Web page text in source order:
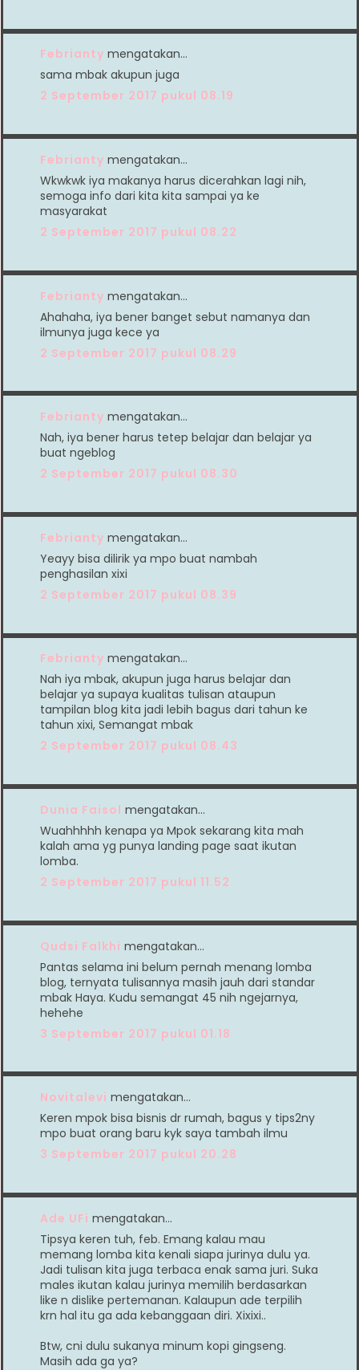
Febrianty mengatakan…
sama mbak akupun juga
2 September 2017 pukul 08.19
Febrianty mengatakan…
Wkwkwk iya makanya harus dicerahkan lagi nih,
semoga info dari kita kita sampai ya ke
masyarakat
2 September 2017 pukul 08.22
Febrianty mengatakan…
Ahahaha, iya bener banget sebut namanya dan
ilmunya juga kece ya
2 September 2017 pukul 08.29
Febrianty mengatakan…
Nah, iya bener harus tetep belajar dan belajar ya
buat ngeblog
2 September 2017 pukul 08.30
Febrianty mengatakan…
Yeayy bisa dilirik ya mpo buat nambah
penghasilan xixi
2 September 2017 pukul 08.39
Febrianty mengatakan…
Nah iya mbak, akupun juga harus belajar dan
belajar ya supaya kualitas tulisan ataupun
tampilan blog kita jadi lebih bagus dari tahun ke
tahun xixi, Semangat mbak
2 September 2017 pukul 08.43
Dunia Faisol mengatakan…
Wuahhhhh kenapa ya Mpok sekarang kita mah
kalah ama yg punya landing page saat ikutan
lomba.
2 September 2017 pukul 11.52
Qudsi Falkhi mengatakan…
Pantas selama ini belum pernah menang lomba
blog, ternyata tulisannya masih jauh dari standar
mbak Haya. Kudu semangat 45 nih ngejarnya,
hehehe
3 September 2017 pukul 01.18
Novitalevi mengatakan…
Keren mpok bisa bisnis dr rumah, bagus y tips2ny
mpo buat orang baru kyk saya tambah ilmu
3 September 2017 pukul 20.28
Ade UFi mengatakan…
Tipsya keren tuh, feb. Emang kalau mau
memang lomba kita kenali siapa jurinya dulu ya.
Jadi tulisan kita juga terbaca enak sama juri. Suka
males ikutan kalau jurinya memilih berdasarkan
like n dislike pertemanan. Kalaupun ade terpilih
krn hal itu ga ada kebanggaan diri. Xixixi..
Btw, cni dulu sukanya minum kopi gingseng.
Masih ada ga ya?